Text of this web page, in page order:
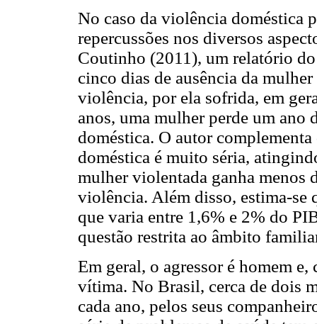
No caso da violência doméstica
repercussões nos diversos
Coutinho (2011), um relatório
cinco dias de ausência da
violência, por ela sofrida, em
anos, uma mulher perde um
doméstica. O autor
doméstica é muito séria,
mulher violentada ganha menos
violência. Além disso, estima-se
que varia entre 1,6% e 2% do
questão restrita ao âmbito
Em geral, o agressor é homem
vítima. No Brasil, cerca de dois
cada ano, pelos seus